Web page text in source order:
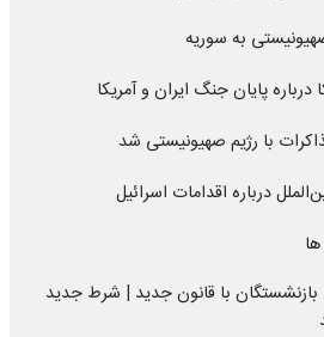
به سوریه
پایان جنگ ایران و آمریکا
با رژیم صهیونیستی شد
درباره اقدامات اسرائیل
با قانون جدید | شرط جدید